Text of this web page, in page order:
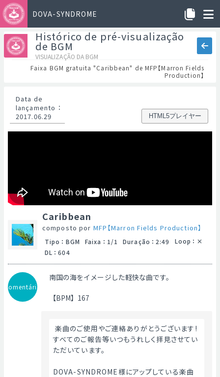
DOVA-SYNDROME
Histórico de pré-visualização
de BGM
VISUALIZAÇÃO DA BGM
Faixa BGM gratuita "Caribbean" de MFP【Marron Fields
Production】
Data de
lançamento ：
2017.06.29
HTML5プレイヤー
Caribbean
composto por MFP【Marron Fields Production】
Tipo ： BGM Faixa ： 1/1 Duração ： 2:49 Loop ：
DL ： 604
Comentário
南国の海をイメージした軽快な曲です。
【BPM】167
楽曲のご使用やご連絡ありがとうございます!
すべてのご報告等いつもうれしく拝見させてい
ただいています。
DOVA-SYNDROME様にアップしている楽曲